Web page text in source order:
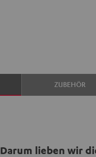
ZUBEHÖR
Darum lieben wir